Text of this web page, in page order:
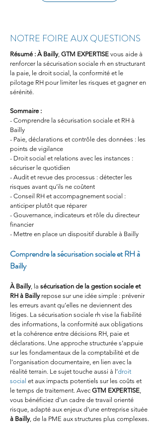
NOTRE FOIRE AUX QUESTIONS
Résumé : À Bailly, GTM EXPERTISE vous aide à
renforcer la sécurisation sociale rh en structurant
la paie, le droit social, la conformité et le
pilotage RH pour limiter les risques et gagner en
sérénité.
Sommaire :
- Comprendre la sécurisation sociale et RH à
Bailly
- Paie, déclarations et contrôle des données : les
points de vigilance
- Droit social et relations avec les instances :
sécuriser le quotidien
- Audit et revue des processus : détecter les
risques avant qu’ils ne coûtent
- Conseil RH et accompagnement social :
anticiper plutôt que réparer
- Gouvernance, indicateurs et rôle du directeur
financier
- Mettre en place un dispositif durable à Bailly
Comprendre la sécurisation sociale et RH à
Bailly
À Bailly, la sécurisation de la gestion sociale et
RH à Bailly repose sur une idée simple : prévenir
les erreurs avant qu’elles ne deviennent des
litiges. La sécurisation sociale rh vise la fiabilité
des informations, la conformité aux obligations
et la cohérence entre décisions RH, paie et
déclarations. Une approche structurée s’appuie
sur les fondamentaux de la comptabilité et de
l’organisation documentaire, en lien avec la
réalité terrain. Le sujet touche aussi à l’droit
social et aux impacts potentiels sur les coûts et
le temps de traitement. Avec GTM EXPERTISE,
vous bénéficiez d’un cadre de travail orienté
risque, adapté aux enjeux d’une entreprise située
à Bailly, de la PME aux structures plus complexes.